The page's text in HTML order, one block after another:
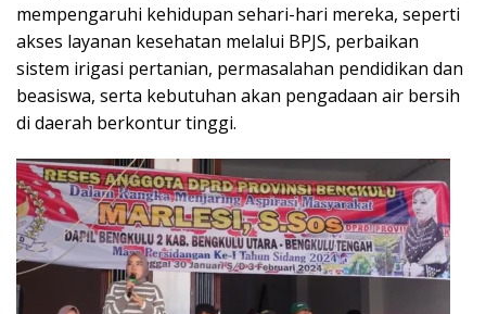
mempengaruhi kehidupan sehari-hari mereka, seperti
akses layanan kesehatan melalui BPJS, perbaikan
sistem irigasi pertanian, permasalahan pendidikan dan
beasiswa, serta kebutuhan akan pengadaan air bersih
di daerah berkontur tinggi.